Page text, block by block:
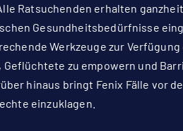
Ratsuchenden erhalten
Gesundheitsbedürfnisse
Werkzeuge zur
zu empowern und
hinaus bringt Fenix Fälle vor
einzuklagen.